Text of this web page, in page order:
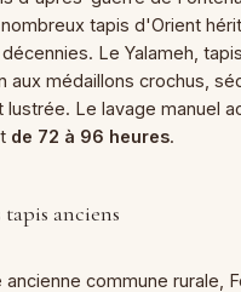
tapis d'Orient
Le Yalameh,
aux médaillons crochus,
lustrée. Le lavage manuel
de 72 à 96 heures.
anciens
ancienne commune rurale,